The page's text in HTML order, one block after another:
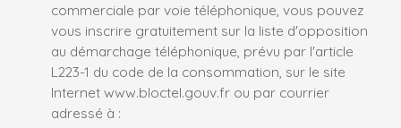
commerciale par voie téléphonique, vous pouvez
vous inscrire gratuitement sur la liste d'opposition
au démarchage téléphonique, prévu par l'article
L223-1 du code de la consommation, sur le site
Internet www.bloctel.gouv.fr ou par courrier
adressé à :